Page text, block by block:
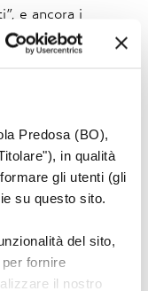
Predosa (BO),
in qualità
gli utenti (gli
su questo sito.
del sito,
fornire
il nostro
e ancora i
Top Five qual
sapore
è stato